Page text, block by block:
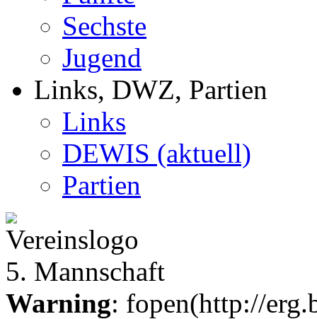
Sechste
Jugend
Links, DWZ, Partien
Links
DEWIS (aktuell)
Partien
5. Mannschaft
Warning: fopen(http://